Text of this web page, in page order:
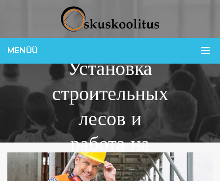
MENÜÜ
Установка
строительных
лесов и
работа на
высоте